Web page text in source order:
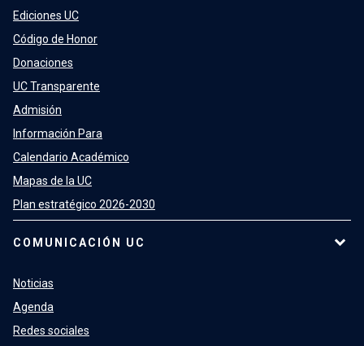
Ediciones UC
Código de Honor
Donaciones
UC Transparente
Admisión
Información Para
Calendario Académico
Mapas de la UC
Plan estratégico 2026-2030
COMUNICACIÓN UC
Noticias
Agenda
Redes sociales